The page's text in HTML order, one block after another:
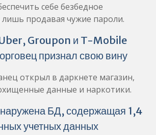
себе безбедное
продавая чужие пароли.
Groupon и T-Mobile
признал свою вину
открыл в даркнете магазин,
данные и наркотики.
БД, содержащая 1,4
учетных данных